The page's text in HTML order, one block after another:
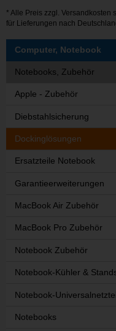
* Alle Preis zzgl. Versandkosten
für Lieferungen nach
Computer, Notebook
Notebooks, Zubehör
Apple - Zubehör
Diebstahlsicherung
Dockinglösungen
Ersatzteile Notebook
Garantieerweiterungen
MacBook Air Zubehör
MacBook Pro Zubehör
Notebook Zubehör
Notebook-Kühler &
Notebook-
Notebooks